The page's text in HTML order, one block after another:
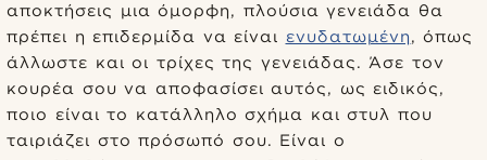
αποκτήσεις μια όμορφη, πλούσια γενειάδα θα
πρέπει η επιδερμίδα να είναι ενυδατωμένη, όπως
άλλωστε και οι τρίχες της γενειάδας. Άσε τον
κουρέα σου να αποφασίσει αυτός, ως ειδικός,
ποιο είναι το κατάλληλο σχήμα και στυλ που
ταιριάζει στο πρόσωπό σου. Είναι ο